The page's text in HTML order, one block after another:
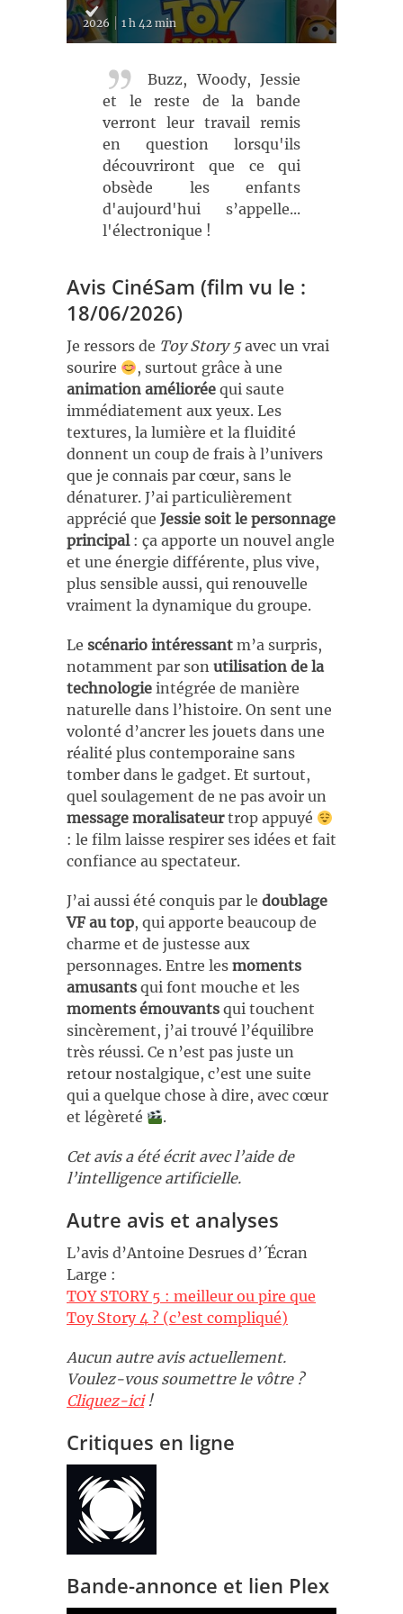
2026 1 h 42 min
Buzz, Woody, Jessie
et le reste de la bande
verront leur travail remis
en question lorsqu'ils
découvriront que ce qui
obsède les enfants
d'aujourd'hui s’appelle...
l'électronique !
Avis CinéSam (film vu le :
18/06/2026)
Je ressors de Toy Story 5avec un vrai
sourire
, surtout grâce à une
animation améliorée qui saute
immédiatement aux yeux. Les
textures, la lumière et la fluidité
donnent un coup de frais à l’univers
que je connais par cœur, sans le
dénaturer. J’ai particulièrement
apprécié que Jessie soit le personnage
principal: ça apporte un nouvel angle
et une énergie différente, plus vive,
plus sensible aussi, qui renouvelle
vraiment la dynamique du groupe.
Le scénario intéressant m’a surpris,
notamment par son utilisation de la
technologie intégrée de manière
naturelle dans l’histoire. On sent une
volonté d’ancrer les jouets dans une
réalité plus contemporaine sans
tomber dans le gadget. Et surtout,
quel soulagement de ne pas avoir un
message moralisateurtrop appuyé
: le film laisse respirer ses idées et fait
confiance au spectateur.
J’ai aussi été conquis par le doublage
VF au top, qui apporte beaucoup de
charme et de justesse aux
personnages. Entre les moments
amusants qui font mouche et les
moments émouvants qui touchent
sincèrement, j’ai trouvé l’équilibre
très réussi. Ce n’est pas juste un
retour nostalgique, c’est une suite
qui a quelque chose à dire, avec cœur
et légèreté
.
Cet avis a été écrit avec l’aide de
l’intelligence artificielle.
Autre avis et analyses
L’avis d’Antoine Desrues d’´Écran
Large :
TOY STORY 5 : meilleur ou pire que
Toy Story 4 ? (c’est compliqué)
Aucun autre avis actuellement.
Voulez-vous soumettre le vôtre ?
Cliquez-ici!
Critiques en ligne
Bande-annonce et lien Plex